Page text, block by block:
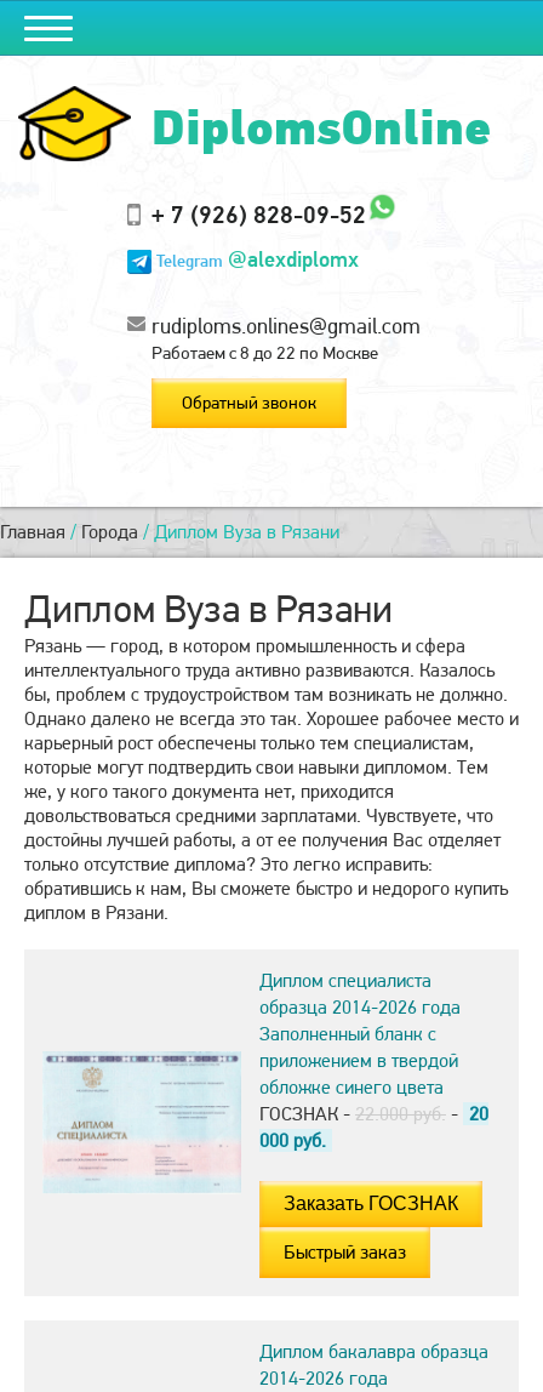
DiplomsOnline
+ 7 (926) 828-09-52
Telegram @alexdiplomx
rudiploms.onlines@gmail.com
Работаем с 8 до 22 по Москве
Обратный звонок
Главная / Города / Диплом Вуза в Рязани
Диплом Вуза в Рязани
Рязань — город, в котором промышленность и сфера
интеллектуального труда активно развиваются. Казалось
бы, проблем с трудоустройством там возникать не должно.
Однако далеко не всегда это так. Хорошее рабочее место и
карьерный рост обеспечены только тем специалистам,
которые могут подтвердить свои навыки дипломом. Тем
же, у кого такого документа нет, приходится
довольствоваться средними зарплатами. Чувствуете, что
достойны лучшей работы, а от ее получения Вас отделяет
только отсутствие диплома? Это легко исправить:
обратившись к нам, Вы сможете быстро и недорого купить
диплом в Рязани.
Диплом специалиста
образца 2014-2026 года
Заполненный бланк с
приложением в твердой
обложке синего цвета
ГОСЗНАК - 22.000 руб. - 20
000 руб.
Быстрый заказ
Диплом бакалавра образца
2014-2026 года